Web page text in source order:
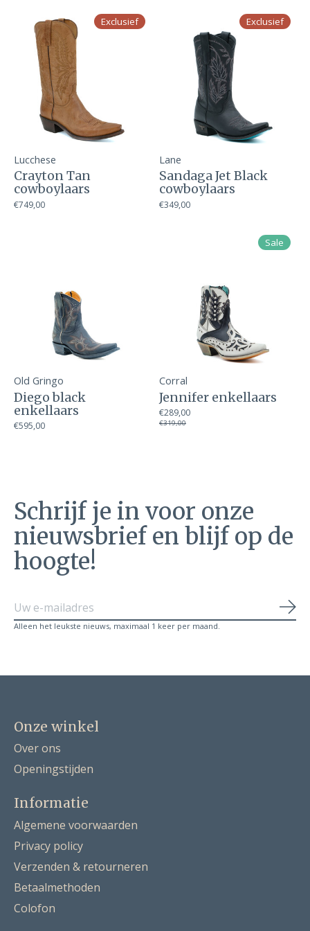
Exclusief
Lucchese
Crayton Tan
cowboylaars
€749,00
Exclusief
Lane
Sandaga Jet Black
cowboylaars
€349,00
Old Gringo
Diego black
enkellaars
€595,00
Sale
Corral
Jennifer enkellaars
€289,00
€319,00
Schrijf je in voor onze
nieuwsbrief en blijf op de
hoogte!
Alleen het leukste nieuws, maximaal 1 keer per maand.
Onze winkel
Over ons
Openingstijden
Informatie
Algemene voorwaarden
Privacy policy
Verzenden & retourneren
Betaalmethoden
Colofon